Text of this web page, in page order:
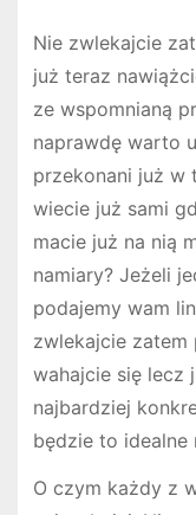
Nie zwlekajcie
już teraz
ze wspomnianą
naprawdę warto
przekonani już w
wiecie już sami
macie już na nią
namiary? Jeżeli
podajemy wam
zwlekajcie
wahajcie się lecz
najbardziej
będzie to idealne
O czym każdy z